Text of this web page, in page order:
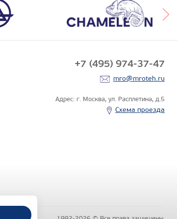
+7 (495) 974-37-47
mro@mroteh.ru
Адрес: г. Москва, ул. Расплетина, д.5
Схема проезда